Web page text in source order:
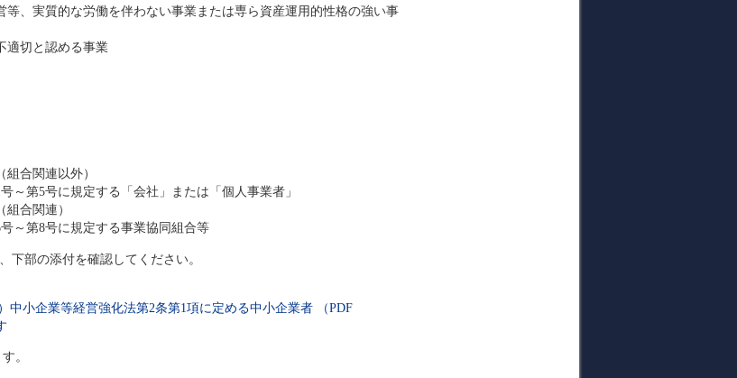
、実質的な労働を伴わない事業または専ら資産運用的性格の強い事
適切と認める事業
合関連以外）
～第5号に規定する「会社」または「個人事業者」
合関連）
～第8号に規定する事業協同組合等
下部の添付を確認してください。
中小企業等経営強化法第2条第1項に定める中小企業者 （PDF
。